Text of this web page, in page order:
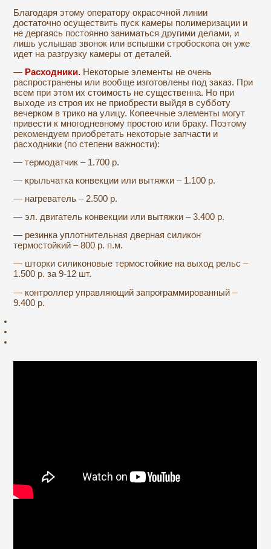
Благодаря этому оператору окрасочной линии
достаточно осуществить пуск камеры полимеризации и
не дергаясь постоянно заниматься другими делами, и
лишь услышав звонок или вспышки стробоскопа он уже
идет на разгрузку камеры от деталей.
— Расходники. Некоторые элементы не очень
распространены или вообще изготовлены под заказ. При
всем при этом их стоимость не существенна. Но при
выходе из строя их не приобрести выйдя в субботу
вечерком в трико на улицу. Копеечные элементы могут
привести к многодневному простою или браку. Поэтому
рекомендуем приобретать некоторые запчасти и
расходники (по степени важности):
— термодатчик – 1.700 р.
— крыльчатка конвекции или вытяжки – 1.100 р.
— нагреватель – 2.500 р.
— эл. двигатель конвекции или вытяжки – 3.400 р.
— резинка уплотнительная дверная силикон
термостойкий – 800 р. п.м.
— шторки силиконовые термостойкие на выход рельс –
1.500 р. за 9-12 шт.
— контроллер управляющий запрограммированный –
9.400 р.